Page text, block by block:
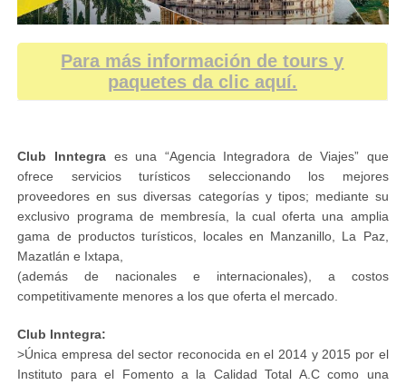
Para más información de tours y
paquetes da clic aquí.
Club Inntegra es una “Agencia Integradora de Viajes” que
ofrece servicios turísticos seleccionando los mejores
proveedores en sus diversas categorías y tipos; mediante su
exclusivo programa de membresía, la cual oferta una amplia
gama de productos turísticos, locales en Manzanillo, La Paz,
Mazatlán e Ixtapa,
(además de nacionales e internacionales), a costos
competitivamente menores a los que oferta el mercado.
Club Inntegra:
>Única empresa del sector reconocida en el 2014 y 2015 por el
Instituto para el Fomento a la Calidad Total A.C como una